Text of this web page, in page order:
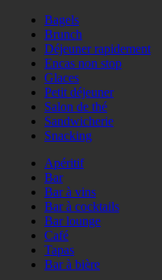
Bagels
Brunch
Déjeuner rapidement
Encas non stop
Glaces
Petit déjeuner
Salon de thé
Sandwicherie
Snacking
Apéritif
Bar
Bar à vins
Bar à cocktails
Bar lounge
Café
Tapas
Bar à bière